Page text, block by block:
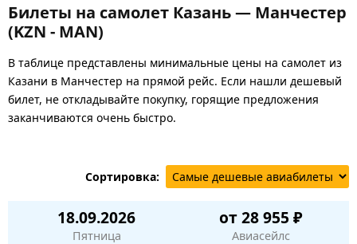
Билеты на самолет Казань — Манчестер
(KZN - MAN)
В таблице представлены минимальные цены на самолет из
Казани в Манчестер на прямой рейс. Если нашли дешевый
билет, не откладывайте покупку, горящие предложения
заканчиваются очень быстро.
Сортировка:
18.09.2026
Пятница
от 28 955 ₽
Авиасейлс